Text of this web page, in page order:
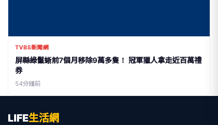
TVBS新聞網
屏縣綠鬣蜥前7個月移除9萬多隻！ 冠軍獵人拿走近百萬禮
券
54分鐘前
LIFE生活網